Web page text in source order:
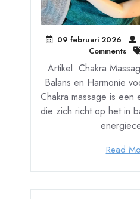
09 februari 2026
Comments
Artikel: Chakra
Balans en Harmonie
Chakra massage is
die zich richt op het in
Read